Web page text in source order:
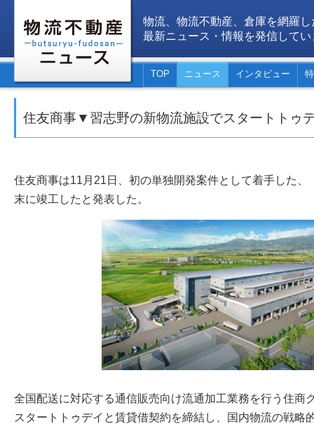
物流、物流不動産、倉庫を網羅し
最新ニュース・情報を発信してい
TOP ニュース インタビュー
住友商事▼習志野の新物流施設でスタートトゥ
住友商事は11月21日、初の単独開発案件として着手した、
末に竣工したと発表した。
全国配送に対応する通信販売向け流通加工業務を行う住商
スタートトゥデイと賃貸借契約を締結し、国内物流の戦略